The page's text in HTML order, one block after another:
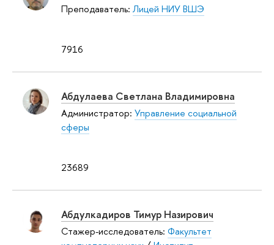
7916
Преподаватель: Лицей НИУ ВШЭ
23689
Абдулаева Светлана Владимировна
Администратор: Управление социальной
сферы
Абдулкадиров Тимур Назирович
Стажер-исследователь: Факультет